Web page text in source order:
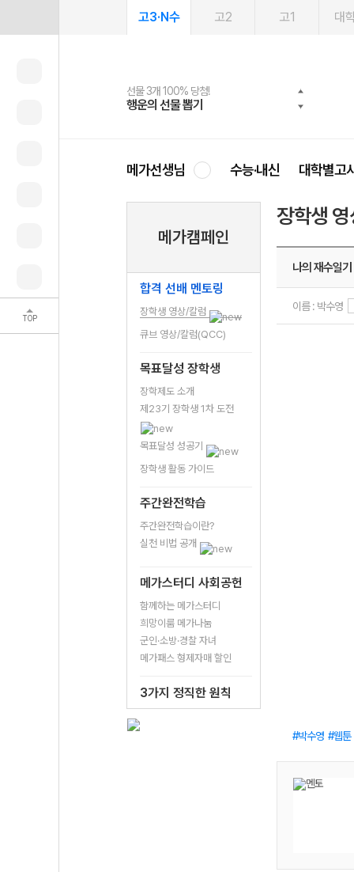
TOP
고3·N수 고2 고1 대
선물 3개 100% 당첨!
행운의 선물 뽑기
선물 100% 증정!
메가스터디 X 올리브
여름방학 스터디 캐시백
메가런 썸머스쿨
2027 러셀 단과
강사 공개선발
스마트러닝앱
설문 EVENT
메가패스
3일 무료 체험권
메가패스 수강생 무료혜택!
메가클럽 멤버십
사회공헌 캠페인
희망이룸 메가나눔
메가선생님 수능·내신 대학별고
메가캠페인
합격 선배 멘토링
장학생 영상/칼럼
큐브 영상/칼럼(QCC)
목표달성 장학생
장학제도 소개
제23기 장학생 1차 도전
목표달성 성공기
장학생 활동 가이드
주간완전학습
주간완전학습이란?
실천 비법 공개
메가스터디 사회공헌
함께하는 메가스터디
희망이룸 메가나눔
군인·소방·경찰 자녀
메가패스 형제자매 할인
3가지 정직한 원칙
장학생
나의 재수일
이름 : 박수영
박수영 웹툰